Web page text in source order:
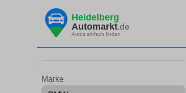
Heidelberg
Automarkt.de
Autos einfach finden
Marke